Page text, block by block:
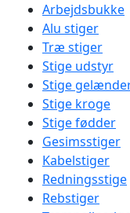
Arbejdsbukke
Alu stiger
Træ stiger
Stige udstyr
Stige
Stige kroge
Stige fødder
Gesimsstiger
Kabelstiger
Redningsstige
Rebstiger